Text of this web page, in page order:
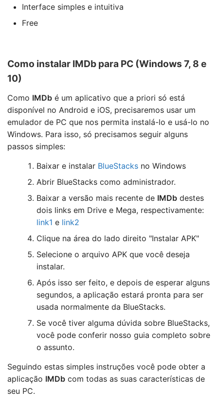
Interface simples e intuitiva
Free
Como instalar IMDb para PC (Windows 7, 8 e
10)
Como IMDb é um aplicativo que a priori só está
disponível no Android e iOS, precisaremos usar um
emulador de PC que nos permita instalá-lo e usá-lo no
Windows. Para isso, só precisamos seguir alguns
passos simples:
Baixar e instalar BlueStacks no Windows
Abrir BlueStacks como administrador.
Baixar a versão mais recente de IMDb destes
dois links em Drive e Mega, respectivamente:
link1 e link2
Clique na área do lado direito "Instalar APK"
Selecione o arquivo APK que você deseja
instalar.
Após isso ser feito, e depois de esperar alguns
segundos, a aplicação estará pronta para ser
usada normalmente da BlueStacks.
Se você tiver alguma dúvida sobre BlueStacks,
você pode conferir nosso guia completo sobre
o assunto.
Seguindo estas simples instruções você pode obter a
aplicação IMDb com todas as suas características de
seu PC.